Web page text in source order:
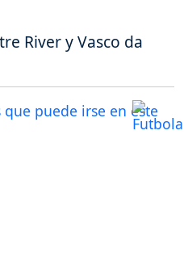
River y Vasco da